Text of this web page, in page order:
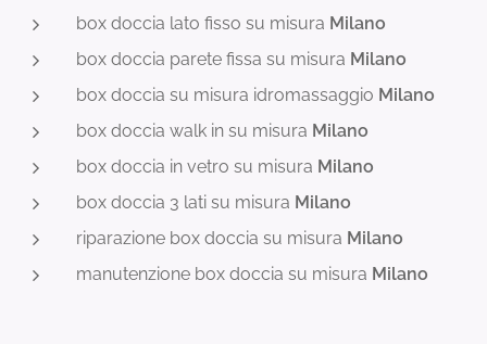
box doccia lato fisso su misura Milano
box doccia parete fissa su misura Milano
box doccia su misura idromassaggio Milano
box doccia walk in su misura Milano
box doccia in vetro su misura Milano
box doccia 3 lati su misura Milano
riparazione box doccia su misura Milano
manutenzione box doccia su misura Milano